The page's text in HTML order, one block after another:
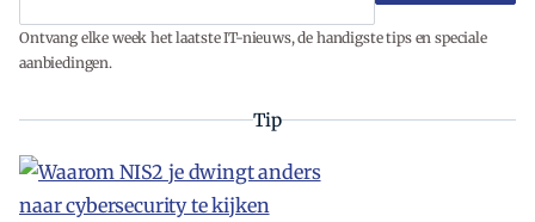
Ontvang elke week het laatste IT-nieuws, de handigste tips en speciale
aanbiedingen.
Tip